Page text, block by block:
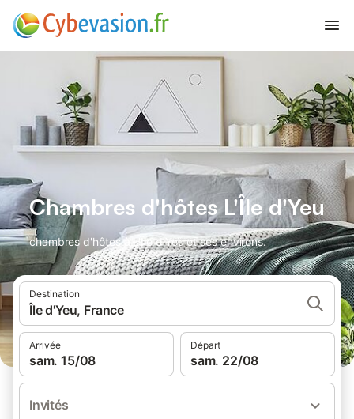
Chambres d'hôtes L'Île d'Yeu
chambres d'hôtes à L'Île d'Yeu et ses environs.
Destination
Île d'Yeu, France
Arrivée
sam. 15/08
Départ
sam. 22/08
Invités